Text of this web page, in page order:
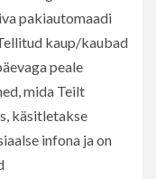
pakiautomaadi
kaup/kaubad
peale
mida Teilt
käsitletakse
infona ja on